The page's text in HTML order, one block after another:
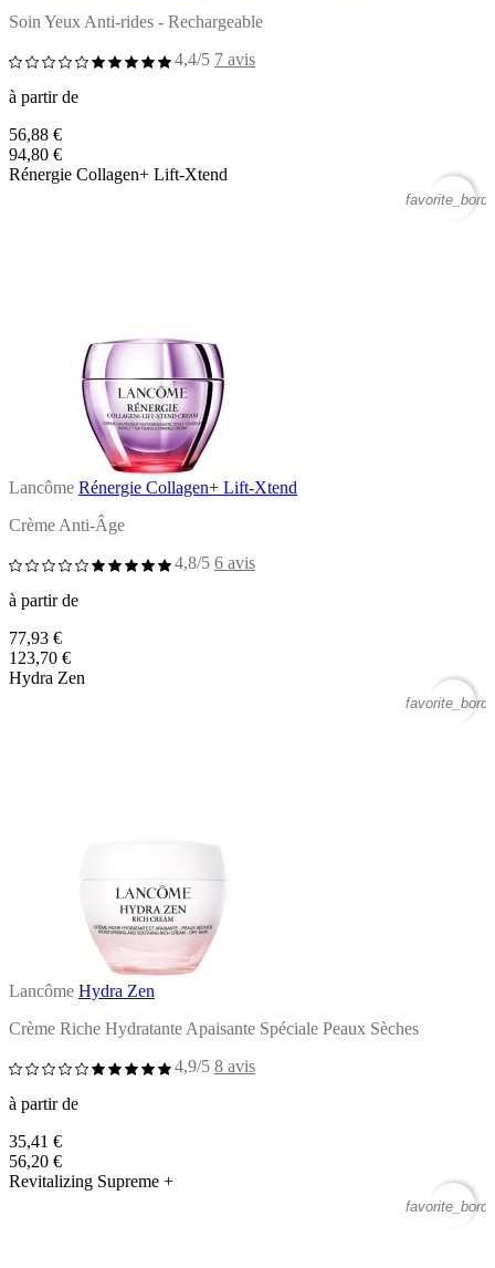
Soin Yeux Anti-rides - Rechargeable
4,4/5 7 avis
à partir de
56,88 €
94,80 €
Rénergie Collagen+ Lift-Xtend
Lancôme Rénergie Collagen+ Lift-Xtend
Crème Anti-Âge
4,8/5 6 avis
à partir de
77,93 €
123,70 €
Hydra Zen
Lancôme Hydra Zen
Crème Riche Hydratante Apaisante Spéciale Peaux Sèches
4,9/5 8 avis
à partir de
35,41 €
56,20 €
Revitalizing Supreme +